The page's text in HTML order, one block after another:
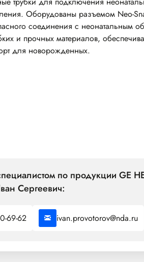
Оборудованы разъемом Neo-
соединения с неонатальным
и прочных материалов,
для новорожденных.
по продукции GE
Сергеевич:
69-62 ivan.provotorov@nda.ru